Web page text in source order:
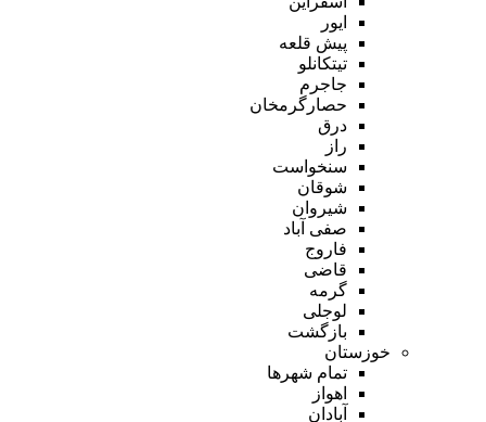
ایور
پیش قلعه
تیتکانلو
جاجرم
حصارگرمخان
درق
راز
سنخواست
شوقان
شیروان
صفی آباد
فاروج
قاضی
گرمه
لوجلی
بازگشت
خوزستان
تمام شهر‌ها
اهواز
آبادان